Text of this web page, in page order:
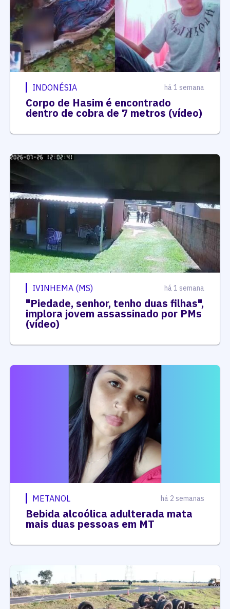
INDONÉSIA há 1 semana
Corpo de Hasim é encontrado
dentro de cobra de 7 metros (vídeo)
IVINHEMA (MS) há 1 semana
"Piedade, senhor, tenho duas filhas",
implora jovem assassinado por PMs
(vídeo)
METANOL há 2 semanas
Bebida alcoólica adulterada mata
mais duas pessoas em MT